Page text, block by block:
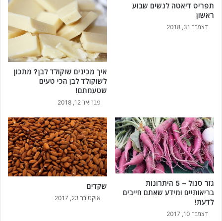
ה
כ
ט
ת
א
י
ל
ה
תפריט דיאטה לנשים שבוע
ראשון
דצמבר 31, 2018
איך מכינים שוקולד לבן? מתכון
לשוקולד לבן הכי טעים
שטעמתם!
פברואר 12, 2018
גזר סגול – 5 היתרונות
בריאותיים ומידע שאתם חייבים
לדעת!
דצמבר 10, 2017
שקדים
אוקטובר 23, 2017